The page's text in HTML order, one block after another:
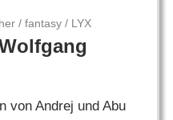
/ fantasy / LYX
von Andrej und Abu